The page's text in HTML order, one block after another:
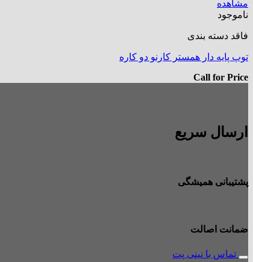
مشاهده
ناموجود
فاقد دسته بندی
توپ پایه دار همستر کارنو دو کاره
Call for Price
ارسال سریع
پشتیبانی همیشگی
ضمانت اصالت
تماس با نینی پت